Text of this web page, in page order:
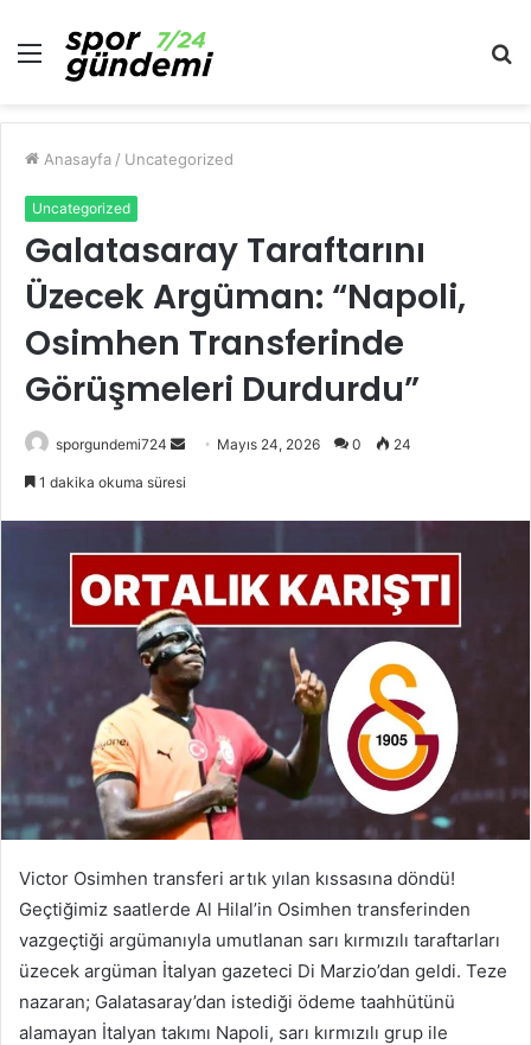
Menü
...
Anasayfa / Uncategorized
Uncategorized
Galatasaray Taraftarını
Üzecek Argüman: “Napoli,
Osimhen Transferinde
Görüşmeleri Durdurdu”
sporgundemi724
Bir
Mayıs 24, 2026 0 24
1 dakika okuma süresi
Victor Osimhen transferi artık yılan kıssasına döndü!
Geçtiğimiz saatlerde Al Hilal’in Osimhen transferinden
vazgeçtiği argümanıyla umutlanan sarı kırmızılı taraftarları
üzecek argüman İtalyan gazeteci Di Marzio’dan geldi. Teze
nazaran; Galatasaray’dan istediği ödeme taahhütünü
alamayan İtalyan takımı Napoli, sarı kırmızılı grup ile